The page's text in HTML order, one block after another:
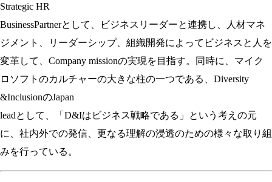
Strategic HR
BusinessPartnerとして、ビジネスリーダーと連携し、人材マネ
ジメント、リーダーシップ、組織開発によってビジネスと人を
変革して、Company missionの実現を目指す。同時に、マイク
ロソフトのカルチャーの大きな柱の一つである、Diversity
&InclusionのJapan
leadとして、「D&Iはビジネス戦略である」という考えの元
に、社内外での発信、更なる理解の浸透のための様々な取り組
みを行っている。